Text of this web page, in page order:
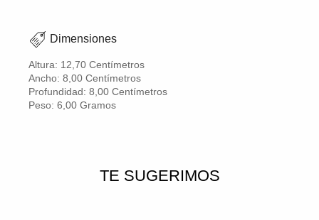
Dimensiones
Altura: 12,70 Centímetros
Ancho: 8,00 Centímetros
Profundidad: 8,00 Centímetros
Peso: 6,00 Gramos
TE SUGERIMOS